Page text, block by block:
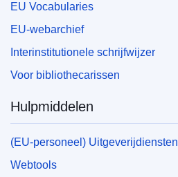
EU Vocabularies
EU-webarchief
Interinstitutionele schrijfwijzer
Voor bibliothecarissen
Hulpmiddelen
(EU-personeel) Uitgeverijdiensten
Webtools